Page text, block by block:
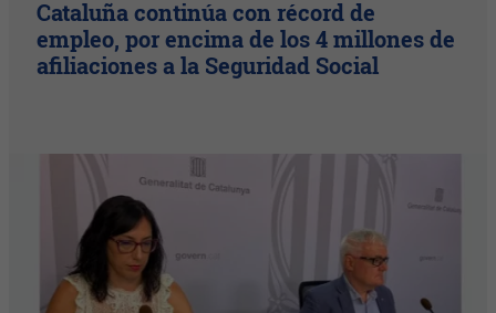
Cataluña continúa con récord de
empleo, por encima de los 4 millones de
afiliaciones a la Seguridad Social